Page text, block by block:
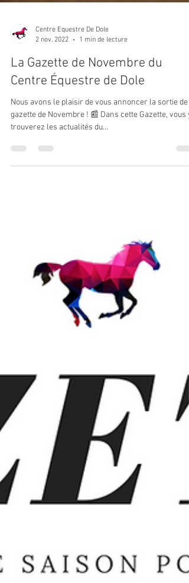
Centre Equestre De Dole
2 nov. 2022
1 min de lecture
La Gazette de Novembre du
Centre Équestre de Dole
gazette de Novembre ! 📰 Dans cette Gazette, vous y